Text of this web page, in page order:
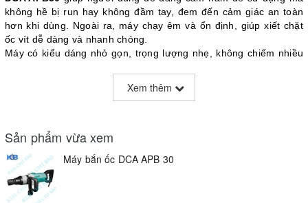
không hề bị run hay không đầm tay, đem đến cảm giác an toàn
hơn khi dùng. Ngoài ra, máy chạy êm và ổn định, giúp xiết chặt
ốc vít dễ dàng và nhanh chóng.
Máy có kiểu dáng nhỏ gọn, trọng lượng nhẹ, không chiếm nhiều
cách dễ dàng mà không lo bị hư hỏng. Ngoài khả năng siết chặt,
bạn được thuận tiện hơn.
Xem thêm
Sản phẩm vừa xem
Máy bắn ốc DCA APB 30